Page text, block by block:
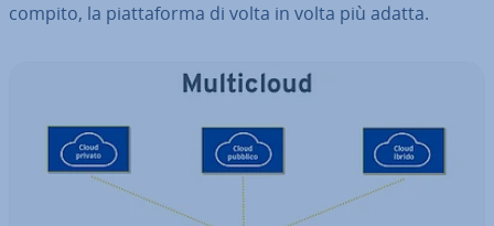
compito, la piat­ta­for­ma di volta in volta più adatta.